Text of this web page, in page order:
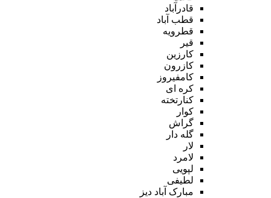
قادرآباد
قطب آباد
قطرویه
قیر
کارزین
کازرون
کامفیروز
کره ای
کنارتخته
کوار
گراش
گله دار
لار
لامرد
لپویی
لطیفی
مبارک آباد دیز